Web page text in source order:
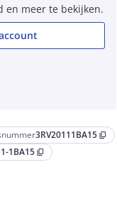
3RV20111BA15 content_copy
1BA15 content_copy
en meer te bekijken.